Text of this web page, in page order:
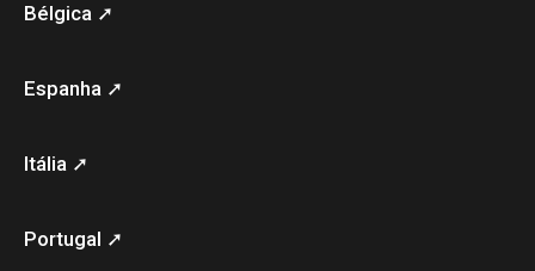
Bélgica ➚
Espanha ➚
Itália ➚
Portugal ➚